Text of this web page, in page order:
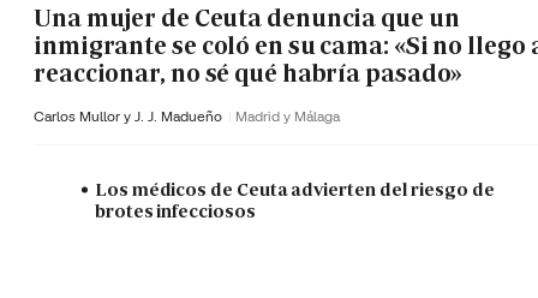
Una mujer de Ceuta denuncia que un
inmigrante se coló en su cama: «Si no llego
reaccionar, no sé qué habría pasado»
Carlos Mullor y J. J. Madueño Madrid y Málaga
Los médicos de Ceuta advierten del riesgo de
brotes infecciosos